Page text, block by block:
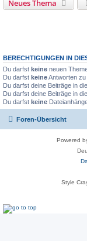
Neues Thema
BERECHTIGUNGEN IN
Du darfst keine neuen
Du darfst keineAntworten zu
Du darfst deine Beiträge in
Du darfst deine Beiträge in
Du darfst keine
Foren-Übersicht
Powered
Style